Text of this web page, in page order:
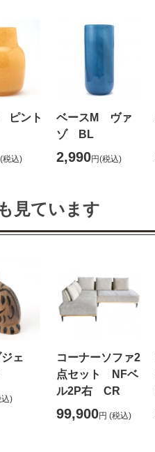
ピント
(税込)
ベースM ヴァ
ゾ BL
2,990円(税込)
見ています
ジェ
)
コーナーソファ2
点セット NFベ
ル2P右 CR
99,900円 (税込)